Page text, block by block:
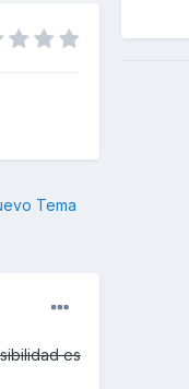
Tema
es